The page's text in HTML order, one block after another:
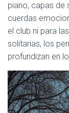
piano, capas de
cuerdas
el club ni para
solitarias, los
profundizan en